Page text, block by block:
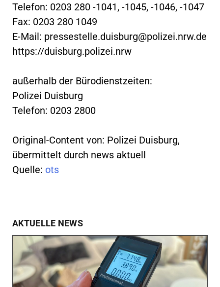
Telefon: 0203 280 -1041, -1045, -1046, -1047
Fax: 0203 280 1049
E-Mail: pressestelle.duisburg@polizei.nrw.de
https://duisburg.polizei.nrw
außerhalb der Bürodienstzeiten:
Polizei Duisburg
Telefon: 0203 2800
Original-Content von: Polizei Duisburg,
übermittelt durch news aktuell
Quelle: ots
AKTUELLE NEWS